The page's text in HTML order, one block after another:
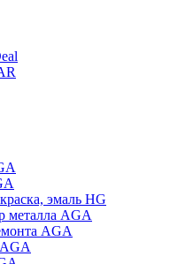
эмаль HG
металла AGA
AGA